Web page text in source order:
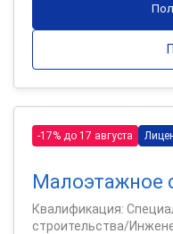
-17% до 17 августа
Малоэтажное
Квалификация:
строительства/